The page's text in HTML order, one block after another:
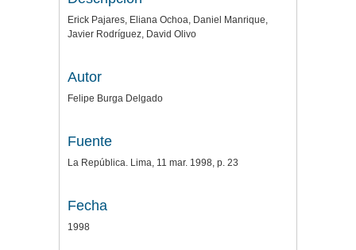
Erick Pajares, Eliana Ochoa, Daniel Manrique,
Javier Rodríguez, David Olivo
Autor
Felipe Burga Delgado
Fuente
La República. Lima, 11 mar. 1998, p. 23
Fecha
1998